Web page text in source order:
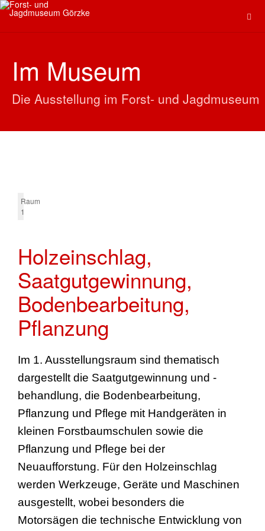
Im Museum
Die Ausstellung im Forst- und Jagdmuseum
Raum
1
Holzeinschlag,
Saatgutgewinnung,
Bodenbearbeitung,
Pflanzung
Im 1. Ausstellungsraum sind thematisch
dargestellt die Saatgutgewinnung und -
behandlung, die Bodenbearbeitung,
Pflanzung und Pflege mit Handgeräten in
kleinen Forstbaumschulen sowie die
Pflanzung und Pflege bei der
Neuaufforstung. Für den Holzeinschlag
werden Werkzeuge, Geräte und Maschinen
ausgestellt, wobei besonders die
Motorsägen die technische Entwicklung von